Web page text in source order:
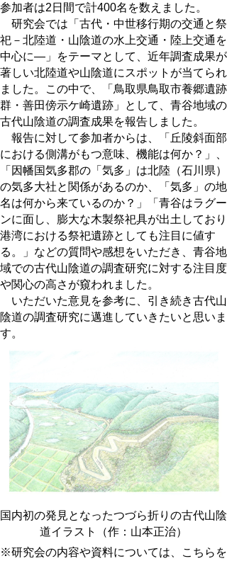
参加者は2日間で計400名を数えました。
研究会では「古代・中世移行期の交通と祭
祀－北陸道・山陰道の水上交通・陸上交通を
中心に―」をテーマとして、近年調査成果が
著しい北陸道や山陰道にスポットが当てられ
ました。この中で、「鳥取県鳥取市養郷遺跡
群・善田傍示ケ崎遺跡」として、青谷地域の
古代山陰道の調査成果を報告しました。
報告に対して参加者からは、「丘陵斜面部
における側溝がもつ意味、機能は何か？」、
「因幡国気多郡の「気多」は北陸（石川県）
の気多大社と関係があるのか、「気多」の地
名は何から来ているのか？」「青谷はラグー
ンに面し、膨大な木製祭祀具が出土しており
港湾における祭祀遺跡としても注目に値す
る。」などの質問や感想をいただき、青谷地
域での古代山陰道の調査研究に対する注目度
や関心の高さが窺われました。
いただいた意見を参考に、引き続き古代山
陰道の調査研究に邁進していきたいと思いま
す。
国内初の発見となったつづら折りの古代山陰
道イラスト（作：山本正治）
※研究会の内容や資料については、こちらを